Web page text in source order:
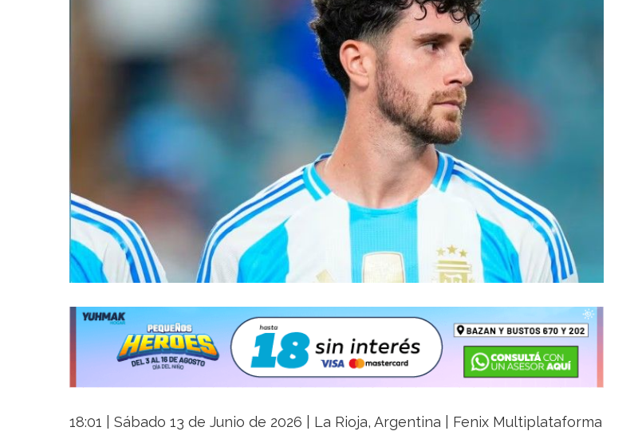
18:01 | Sábado 13 de Junio de 2026 | La Rioja, Argentina | Fenix Multiplataforma